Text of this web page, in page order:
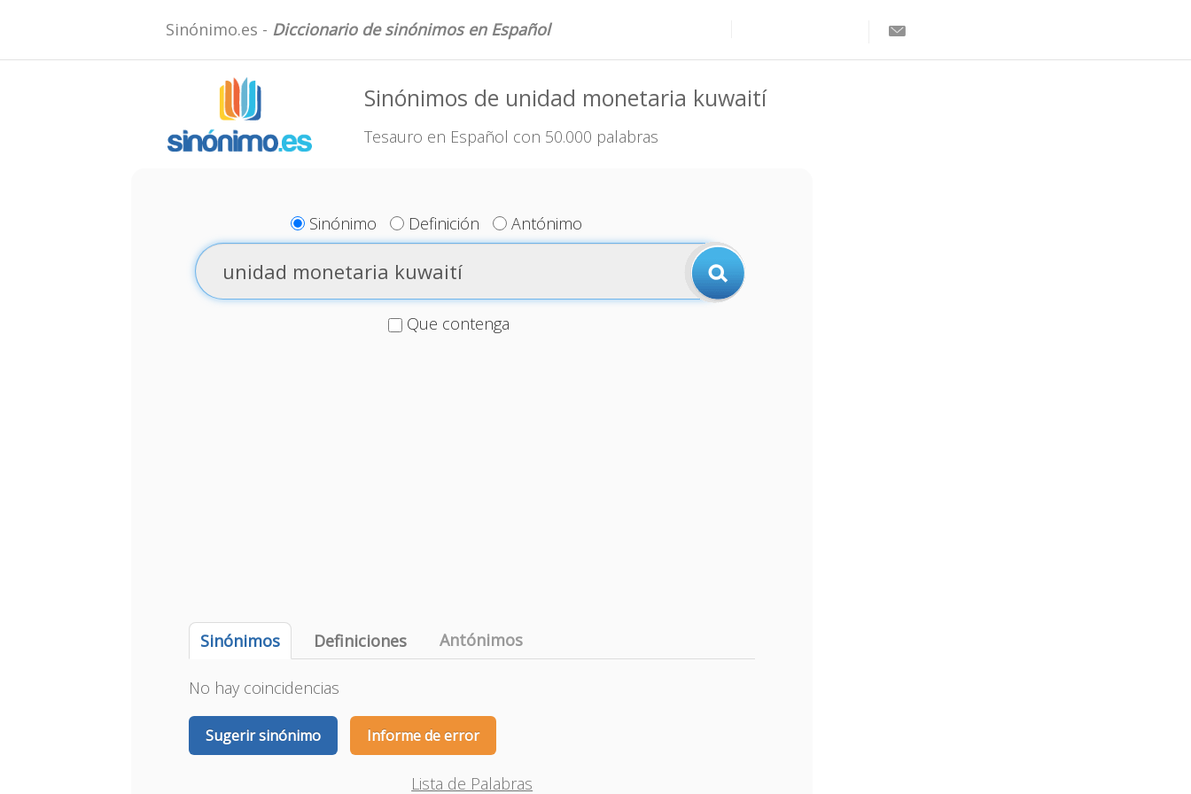
Sinónimo.es - Diccionario de sinónimos en Español
Sinónimos de unidad monetaria kuwaití
Tesauro en Español con 50.000 palabras
Sinónimo Definición Antónimo
Que contenga
Sinónimos Definiciones Antónimos
No hay coincidencias
Sugerir sinónimo Informe de error
Lista de Palabras